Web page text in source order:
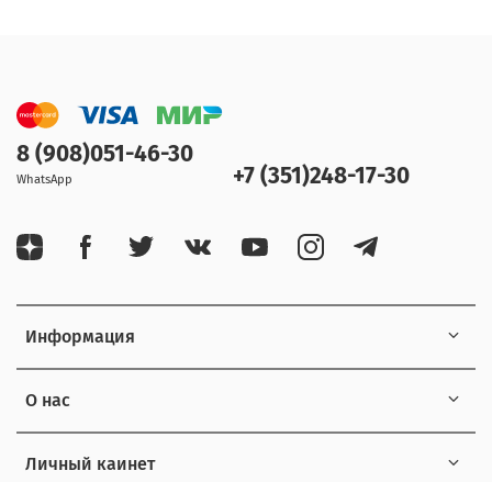
Информация
О нас
Личный каинет
8 (908)051-46-30
WhatsApp +7 (351)248-17-30